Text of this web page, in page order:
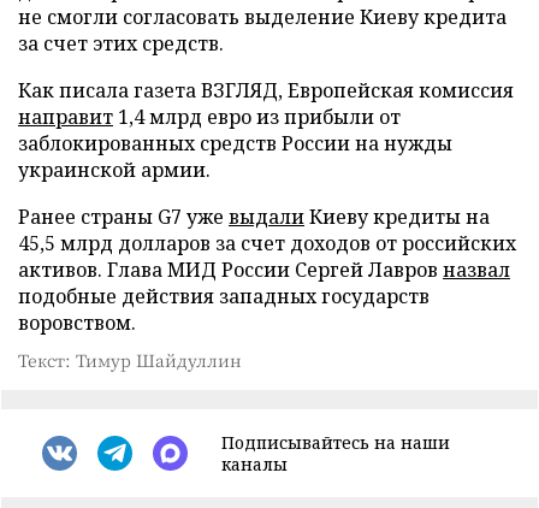
не смогли согласовать выделение Киеву кредита
за счет этих средств.
Как писала газета ВЗГЛЯД, Европейская комиссия
направит 1,4 млрд евро из прибыли от
заблокированных средств России на нужды
украинской армии.
Ранее страны G7 уже выдалиКиеву кредиты на
45,5 млрд долларов за счет доходов от российских
активов. Глава МИД России Сергей Лавров назвал
подобные действия западных государств
воровством.
Текст: Тимур Шайдуллин
Подписывайтесь на наши
каналы